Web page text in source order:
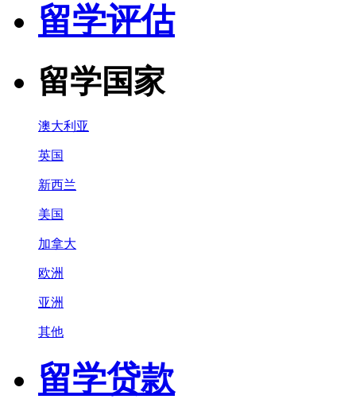
留学评估
留学国家
澳大利亚
英国
新西兰
美国
加拿大
欧洲
亚洲
其他
留学贷款